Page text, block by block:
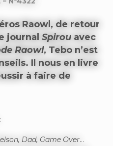
Raowl, de retour
journal Spirou avec
Raowl, Tebo n’est
Il nous en livre
à faire de
Dad, Game Over…